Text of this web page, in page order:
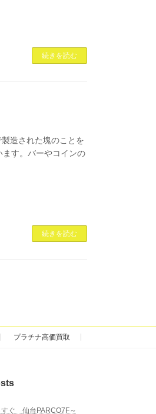
続きを読む
造された塊のことを
す。バーやコインの
続きを読む
プラチナ高価買取
ぐ 仙台PARCO7F～